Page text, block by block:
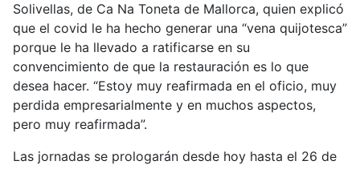
Solivellas, de Ca Na Toneta de Mallorca, quien explicó
que el covid le ha hecho generar una “vena quijotesca”
porque le ha llevado a ratificarse en su
convencimiento de que la restauración es lo que
desea hacer. “Estoy muy reafirmada en el oficio, muy
perdida empresarialmente y en muchos aspectos,
pero muy reafirmada”.
Las jornadas se prologarán desde hoy hasta el 26 de